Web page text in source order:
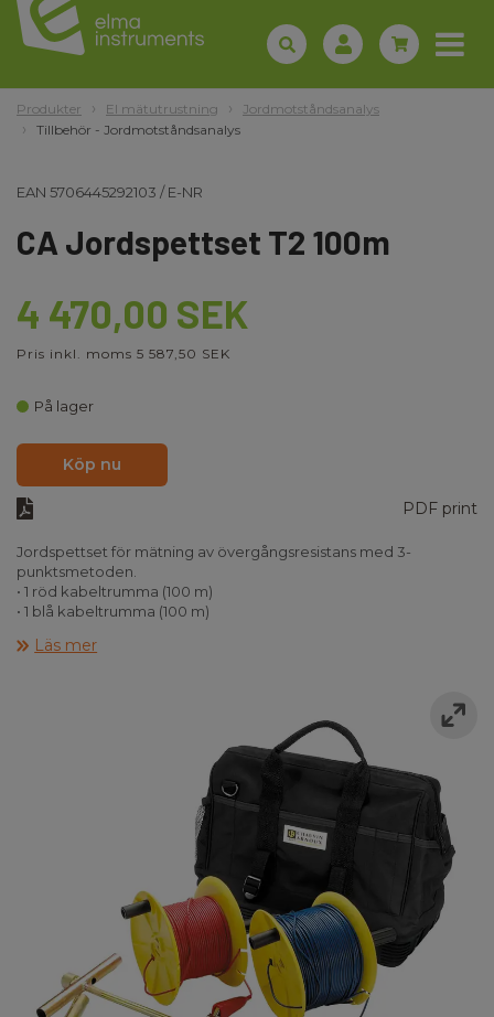
Produkter El mätutrustning
Jordmotståndsanalys
Tillbehör - Jordmotståndsanalys
EAN 5706445292103 /E-NR
CA Jordspettset T2 100m
4 470,00 SEK
Pris inkl. moms 5 587,50 SEK
På lager
Köp nu
PDF print
Jordspettset för mätning av övergångsresistans med 3-
punktsmetoden.
• 1 röd kabeltrumma (100 m)
• 1 blå kabeltrumma (100 m)
• 2 T-spett
Läs mer